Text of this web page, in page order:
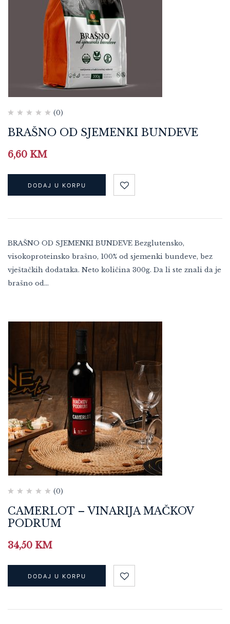
(0)
BRAŠNO OD SJEMENKI BUNDEVE
6,60 KM
DODAJ U KORPU
BRAŠNO OD SJEMENKI BUNDEVE Bezglutensko,
visokoproteinsko brašno, 100% od sjemenki bundeve, bez
vještačkih dodataka. Neto količina 300g. Da li ste znali da je
brašno od…
(0)
CAMERLOT – VINARIJA MAČKOV
PODRUM
34,50 KM
DODAJ U KORPU